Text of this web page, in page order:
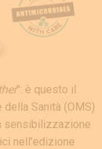
": è questo il
Sanità (OMS)
sensibilizzazione
nell’edizione